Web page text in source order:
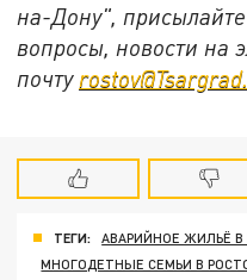
на-Дону",
вопросы, новости на
почту
ТЕГИ:
АВАРИЙНОЕ ЖИЛЬЁ
МНОГОДЕТНЫЕ СЕМЬИ В